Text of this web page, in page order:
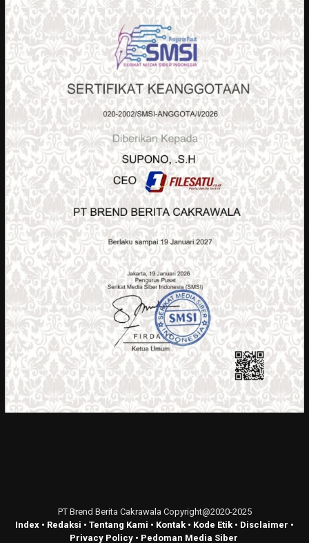
PT Brend Berita Cakrawala Copyright@2020-2025
Index • Redaksi • Tentang Kami • Kontak • Kode Etik • Disclaimer •
Privacy Policy• Pedoman Media Siber